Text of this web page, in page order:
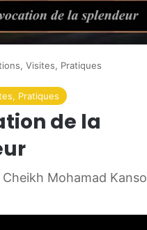
Visites, Pratiques
Pratiques
de la
Mohamad Kanso